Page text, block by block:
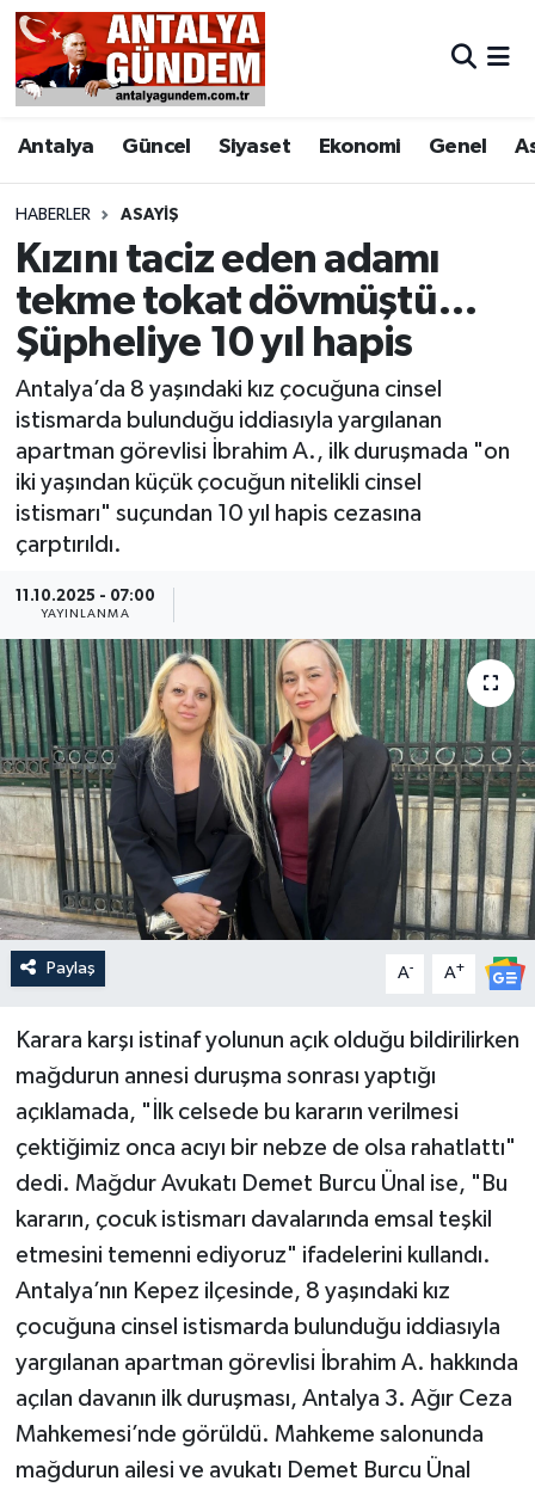
Antalya Güncel Siyaset Ekonomi Genel
HABERLER ASAYIŞ
Kızını taciz eden adamı
tekme tokat dövmüştü…
Şüpheliye 10 yıl hapis
Antalya’da 8 yaşındaki kız çocuğuna cinsel
istismarda bulunduğu iddiasıyla yargılanan
apartman görevlisi İbrahim A., ilk duruşmada "on
iki yaşından küçük çocuğun nitelikli cinsel
istismarı" suçundan 10 yıl hapis cezasına
çarptırıldı.
11.10.2025 - 07:00
YAYINLANMA
Paylaş A- A+
Karara karşı istinaf yolunun açık olduğu bildirilirken
mağdurun annesi duruşma sonrası yaptığı
açıklamada, "İlk celsede bu kararın verilmesi
çektiğimiz onca acıyı bir nebze de olsa rahatlattı"
dedi. Mağdur Avukatı Demet Burcu Ünal ise, "Bu
kararın, çocuk istismarı davalarında emsal teşkil
etmesini temenni ediyoruz" ifadelerini kullandı.
Antalya’nın Kepez ilçesinde, 8 yaşındaki kız
çocuğuna cinsel istismarda bulunduğu iddiasıyla
yargılanan apartman görevlisi İbrahim A. hakkında
açılan davanın ilk duruşması, Antalya 3. Ağır Ceza
Mahkemesi’nde görüldü. Mahkeme salonunda
mağdurun ailesi ve avukatı Demet Burcu Ünal
Antalya
Asayiş
Bilim & Teknoloji
Bölge
EĞİTİM
Ekonomi
Genel
Görüntülü Haber
Kültür & Sanat
Magazin
Resmi İlan
Sağlık & Yaşam
Siyaset
Spor
Antalya Nöbetçi Eczaneler
Antalya Hava Durumu
Antalya Namaz Vakitleri
Antalya Trafik Yoğunluk Haritası
Süper Lig Puan Durumu ve Fikstür
Tüm Manşetler
Son Dakika Haberleri
Haber Arşivi